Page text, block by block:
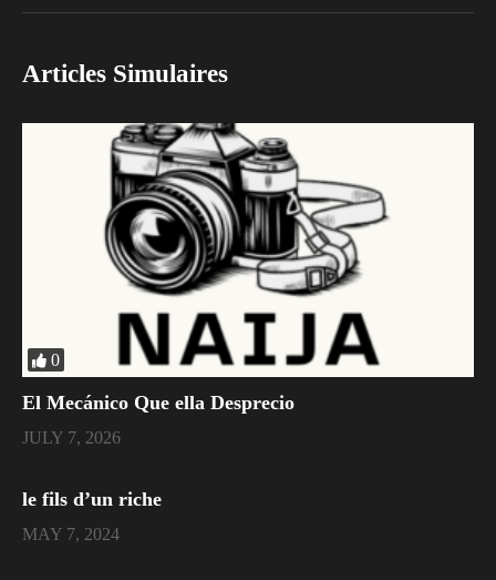
Articles Simulaires
0
El Mecánico Que ella Desprecio
JULY 7, 2026
le fils d’un riche
MAY 7, 2024